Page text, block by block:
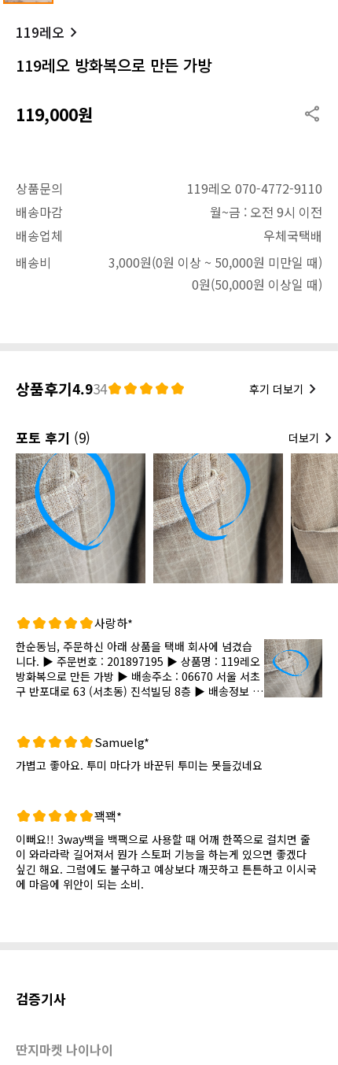
119레오
119레오 방화복으로 만든 가방
119,000원
상품문의
119레오 070-4772-9110
배송마감
월~금 : 오전 9시 이전
배송업체
우체국택배
배송비
3,000원(0원 이상 ~ 50,000원 미만일 때)
0원(50,000원 이상일 때)
상품후기4.934 후기 더보기
포토 후기 (9) 더보기
사랑하*
한순동님, 주문하신 아래 상품을 택배 회사에 넘겼습
니다. ▶ 주문번호 : 201897195 ▶ 상품명 : 119레오
방화복으로 만든 가방 ▶ 배송주소 : 06670 서울 서초
구 반포대로 63 (서초동) 진석빌딩 8층 ▶ 배송정보 :
바로 가기 (링크 : http://m.market.ddanzi.com/)
Samuelg*
가볍고 좋아요. 투미 마다가 바꾼뒤 투미는 못들겄네요
꽥꽥*
이뻐요!! 3way백을 백팩으로 사용할 때 어깨 한쪽으로 걸치면 줄
이 와라라락 길어져서 뭔가 스토퍼 기능을 하는게 있으면 좋겠다
싶긴 해요. 그럼에도 불구하고 예상보다 깨끗하고 튼튼하고 이시국
에 마음에 위안이 되는 소비.
검증기사
딴지마켓 나이나이